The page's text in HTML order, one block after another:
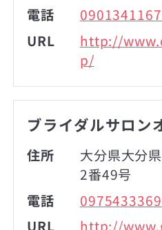
電話
URL
http://
p/
ブライダルサロン
住所
大分県大分
2番49号
電話
0975433369
URL
http://